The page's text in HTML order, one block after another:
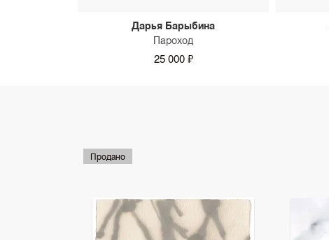
Дарья Барыбина
Пароход
25 000 ₽
Продано